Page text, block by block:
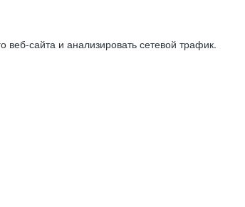
сайта и анализировать сетевой трафик.